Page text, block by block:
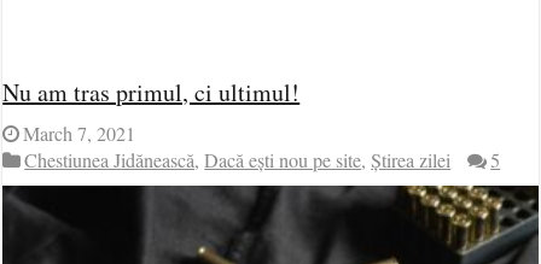
Nu am tras primul, ci ultimul!
March 7, 2021
Chestiunea Jidănească,Dacă ești nou pe site,Știrea zilei 5